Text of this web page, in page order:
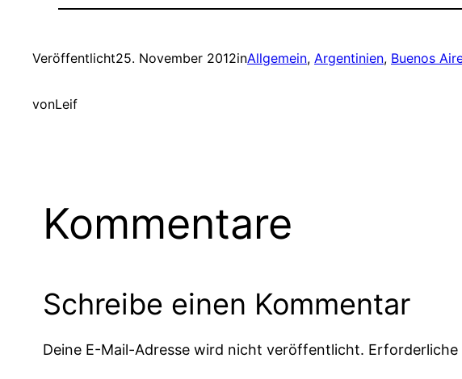
Veröffentlicht25. November 2012inAllgemein, Argentinien, Buenos
vonLeif
Kommentare
Schreibe einen Kommentar
Deine E-Mail-Adresse wird nicht veröffentlicht. Erforderliche